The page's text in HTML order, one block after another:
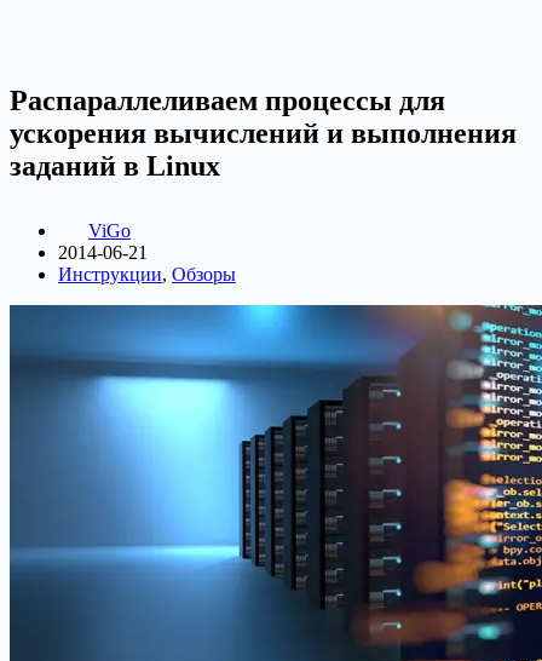
Распараллеливаем процессы для
ускорения вычислений и выполнения
заданий в Linux
ViGo
2014-06-21
Инструкции, Обзоры